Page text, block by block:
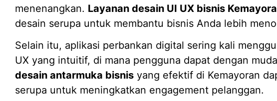
menenangkan. Layanan desain UI UX bisnis
desain serupa untuk membantu bisnis Anda lebih
Selain itu, aplikasi perbankan digital sering kali
UX yang intuitif, di mana pengguna dapat dengan
desain antarmuka bisnis yang efektif di Kemayoran
serupa untuk meningkatkan engagement pelanggan.